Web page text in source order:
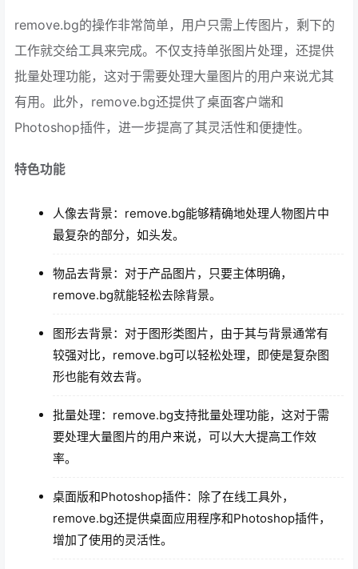
remove.bg的操作非常简单，用户只需上传图片，剩下的
工作就交给工具来完成。不仅支持单张图片处理，还提供
批量处理功能，这对于需要处理大量图片的用户来说尤其
有用。此外，remove.bg还提供了桌面客户端和
Photoshop插件，进一步提高了其灵活性和便捷性。
特色功能
人像去背景：remove.bg能够精确地处理人物图片中
最复杂的部分，如头发。
物品去背景：对于产品图片，只要主体明确，
remove.bg就能轻松去除背景。
图形去背景：对于图形类图片，由于其与背景通常有
较强对比，remove.bg可以轻松处理，即使是复杂图
形也能有效去背。
批量处理：remove.bg支持批量处理功能，这对于需
要处理大量图片的用户来说，可以大大提高工作效
率。
桌面版和Photoshop插件：除了在线工具外，
remove.bg还提供桌面应用程序和Photoshop插件，
增加了使用的灵活性。